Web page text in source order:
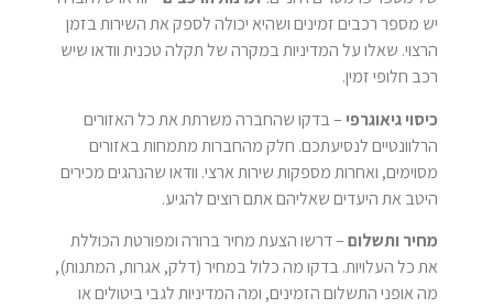
יש מספר רכבים זמינים ושהיא יכולה לספק את השירות בזמן
הרצוי. שאלו על המדיניות במקרה של תקלה טכנית וודאו שיש
רכב חלופי זמין.
כיסוי גיאוגרפי – בדקו שהחברה משרתת את כל האזורים
הרלוונטיים לנסיעתכם. חלק מהחברות מתמחות באזורים
מסוימים, ואחרות מספקות שירות ארצי. וודאו שהנהגים מכירים
היטב את היעדים שאליהם אתם רוצים להגיע.
מחיר ותשלום– דרשו הצעת מחיר ברורה ומפורטת הכוללת
את כל העלויות. בדקו מה כלול במחיר (דלק, אגרות, המתנות),
מה אופני התשלום הזמינים, ומה המדיניות לגבי ביטולים או